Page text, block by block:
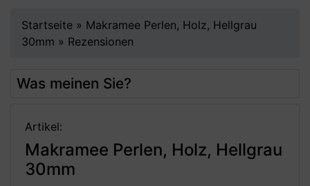
Startseite » Makramee Perlen, Holz, Hellgrau
30mm » Rezensionen
Was meinen Sie?
Artikel:
Makramee Perlen, Holz, Hellgrau
30mm